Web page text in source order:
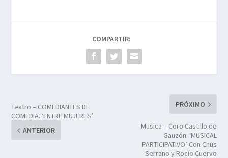
COMPARTIR:
Teatro – COMEDIANTES DE
COMEDIA. ‘ENTRE MUJERES’
ANTERIOR
PRÓXIMO
Musica – Coro Castillo de
Gauzón: ‘MUSICAL
PARTICIPATIVO’ Con Chus
Serrano y Rocío Cuervo